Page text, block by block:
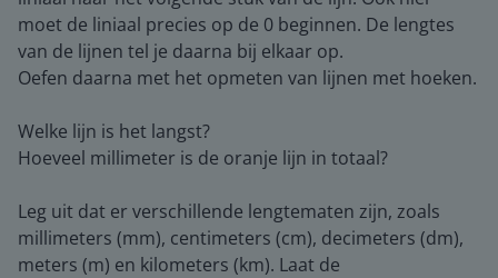
moet de liniaal precies op de 0 beginnen. De lengtes
van de lijnen tel je daarna bij elkaar op.
Oefen daarna met het opmeten van lijnen met hoeken.
Welke lijn is het langst?
Hoeveel millimeter is de oranje lijn in totaal?
Leg uit dat er verschillende lengtematen zijn, zoals
millimeters (mm), centimeters (cm), decimeters (dm),
meters (m) en kilometers (km). Laat de